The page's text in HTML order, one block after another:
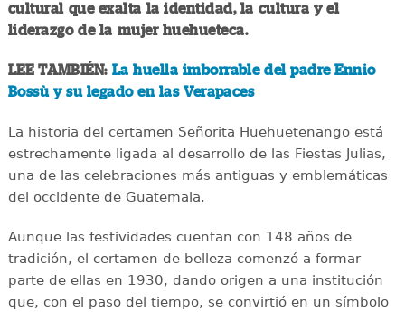
cultural que exalta la identidad, la cultura y el
liderazgo de la mujer huehueteca.
LEE TAMBIÉN: La huella imborrable del padre Ennio
Bossù y su legado en las Verapaces
La historia del certamen Señorita Huehuetenango está
estrechamente ligada al desarrollo de las Fiestas Julias,
una de las celebraciones más antiguas y emblemáticas
del occidente de Guatemala.
Aunque las festividades cuentan con 148 años de
tradición, el certamen de belleza comenzó a formar
parte de ellas en 1930, dando origen a una institución
que, con el paso del tiempo, se convirtió en un símbolo